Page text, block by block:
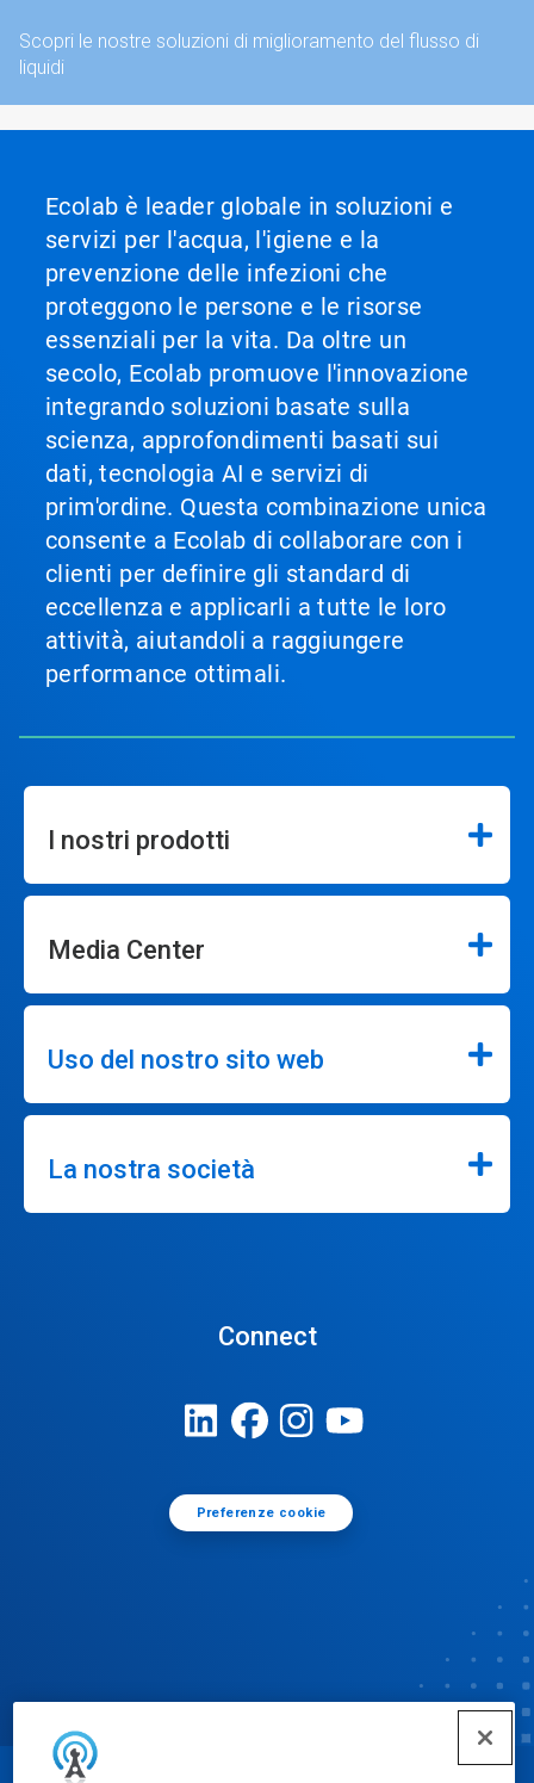
Scopri le nostre soluzioni di miglioramento del flusso di
liquidi
Ecolab è leader globale in soluzioni e
servizi per l'acqua, l'igiene e la
prevenzione delle infezioni che
proteggono le persone e le risorse
essenziali per la vita. Da oltre un
secolo, Ecolab promuove l'innovazione
integrando soluzioni basate sulla
scienza, approfondimenti basati sui
dati, tecnologia AI e servizi di
prim'ordine. Questa combinazione unica
consente a Ecolab di collaborare con i
clienti per definire gli standard di
eccellenza e applicarli a tutte le loro
attività, aiutandoli a raggiungere
performance ottimali.
I nostri prodotti
Media Center
Uso del nostro sito web
La nostra società
Connect
Preferenze cookie